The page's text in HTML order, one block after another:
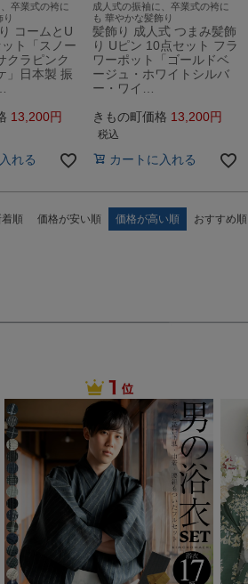
卒業式の袴に
コームとU
ト「スノー
クラピンク
」日本製 振
13,200
れる
成人式の振袖に、卒業式の袴に
も 華やかな髪飾り
髪飾り 成人式 つまみ髪飾
り Uピン 10点セット フラ
ワーポット「ゴールドベ
ージュ・ホワイトシルバ
ー・ワイ…
きもの町価格 13,200
税込
カートに入れる
着順 価格が安い順 価格が高い順 おすすめ順